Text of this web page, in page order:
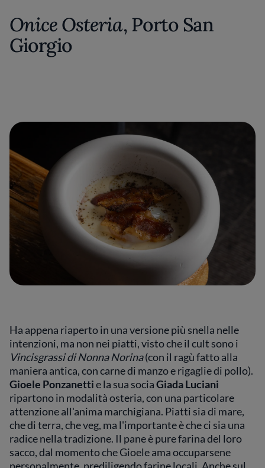
Onice Osteria, Porto San
Giorgio
Ha appena riaperto in una versione più snella nelle
intenzioni, ma non nei piatti, visto che il cult sono i
Vincisgrassi di Nonna Norina(con il ragù fatto alla
maniera antica, con carne di manzo e rigaglie di pollo).
Gioele Ponzanettie la sua sociaGiada Luciani
ripartono in modalità osteria, con una particolare
attenzione all'anima marchigiana. Piatti sia di mare,
che di terra, che veg, ma l'importante è che ci sia una
radice nella tradizione. Il pane è pure farina del loro
sacco, dal momento che Gioele ama occuparsene